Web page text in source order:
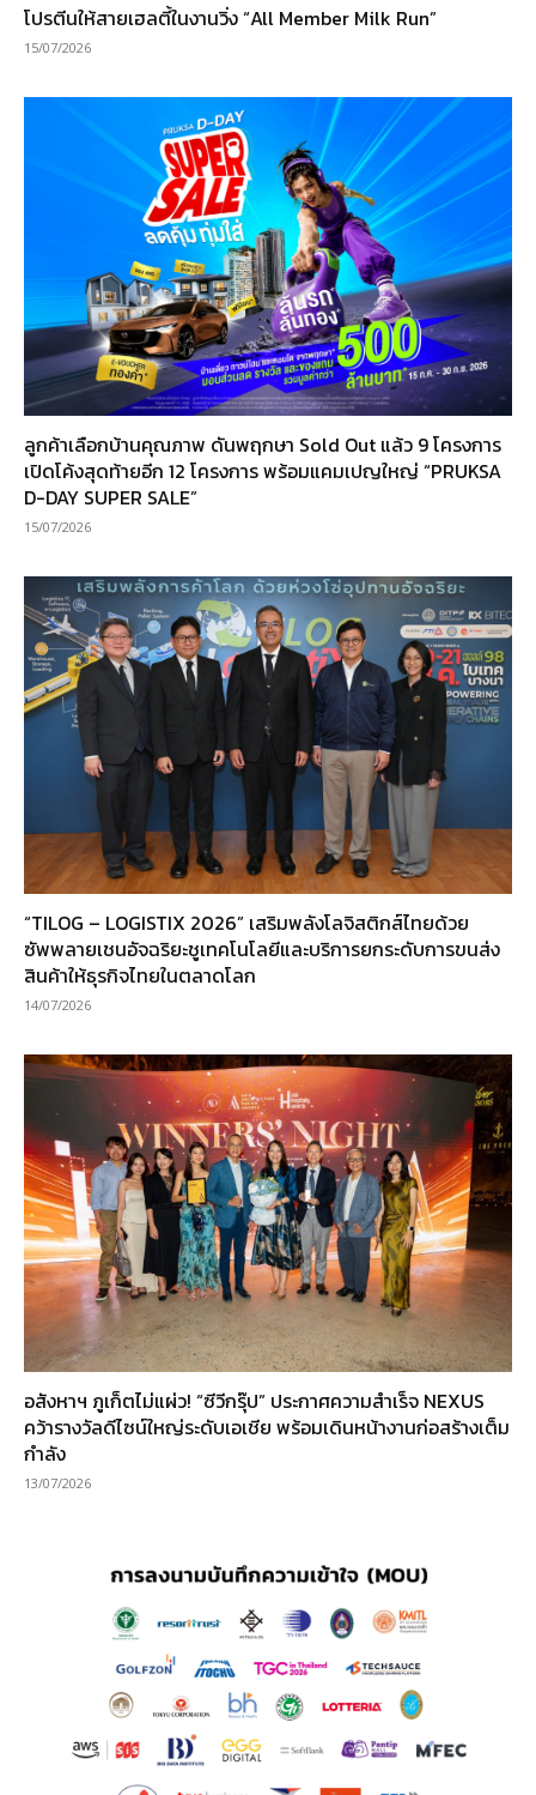
โปรตีนให้สายเฮลตี้ในงานวิ่ง “All Member Milk Run”
15/07/2026
ลูกค้าเลือกบ้านคุณภาพ ดันพฤกษา Sold Out แล้ว 9 โครงการ
เปิดโค้งสุดท้ายอีก 12 โครงการ พร้อมแคมเปญใหญ่ “PRUKSA
D-DAY SUPER SALE”
15/07/2026
“TILOG – LOGISTIX 2026” เสริมพลังโลจิสติกส์ไทยด้วย
ซัพพลายเชนอัจฉริยะชูเทคโนโลยีและบริการยกระดับการขนส่ง
สินค้าให้ธุรกิจไทยในตลาดโลก
14/07/2026
อสังหาฯ ภูเก็ตไม่แผ่ว! “ซีวีกรุ๊ป” ประกาศความสำเร็จ NEXUS
คว้ารางวัลดีไซน์ใหญ่ระดับเอเชีย พร้อมเดินหน้างานก่อสร้างเต็ม
กำลัง
13/07/2026